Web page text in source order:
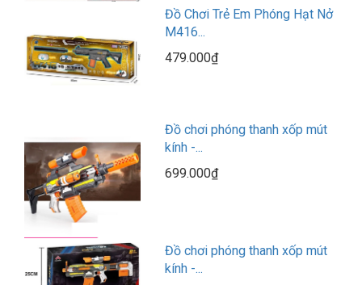
Đồ Chơi Trẻ Em Phóng Hạt Nở
M416...
479.000₫
Đồ chơi phóng thanh xốp mút
kính -...
699.000₫
Đồ chơi phóng thanh xốp mút
kính -...